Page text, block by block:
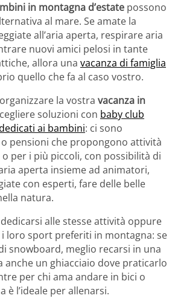
in montagna d’estate possono
al mare. Se amate la
all’aria aperta, respirare aria
nuovi amici pelosi in tante
allora una vacanza di famiglia
quello che fa al caso vostro.
la vostra vacanza in
soluzioni con baby club
ai bambini: ci sono
pensioni che propongono attività
per i più piccoli, con possibilità di
aperta insieme ad animatori,
con esperti, fare delle belle
natura.
alle stesse attività oppure
loro sport preferiti in montagna: se
snowboard, meglio recarsi in una
anche un ghiacciaio dove praticarlo
per chi ama andare in bici o
è l’ideale per allenarsi.